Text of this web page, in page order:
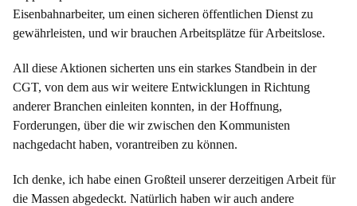
Eisenbahnarbeiter, um einen sicheren öffentlichen Dienst zu
gewährleisten, und wir brauchen Arbeitsplätze für Arbeitslose.
All diese Aktionen sicherten uns ein starkes Standbein in der
CGT, von dem aus wir weitere Entwicklungen in Richtung
anderer Branchen einleiten konnten, in der Hoffnung,
Forderungen, über die wir zwischen den Kommunisten
nachgedacht haben, vorantreiben zu können.
Ich denke, ich habe einen Großteil unserer derzeitigen Arbeit für
die Massen abgedeckt. Natürlich haben wir auch andere